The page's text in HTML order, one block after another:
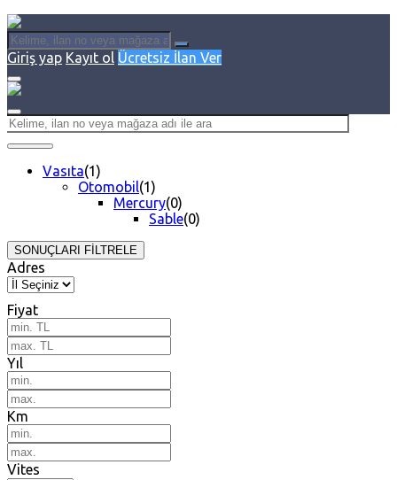
Giriş yap Kayıt ol Ücretsiz İlan Ver
Vasıta(1)
Otomobil(1)
Mercury(0)
Sable(0)
SONUÇLARI FİLTRELE
Adres
Fiyat
Yıl
Km
Vites